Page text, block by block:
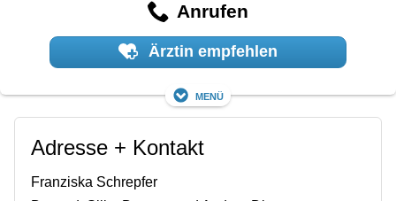
Anrufen
Ärztin empfehlen
Menü
Adresse + Kontakt
Franziska Schrepfer